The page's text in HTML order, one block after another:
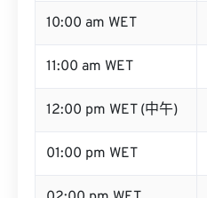
10:00 am WET
11:00 am WET
12:00 pm WET (中午)
01:00 pm WET